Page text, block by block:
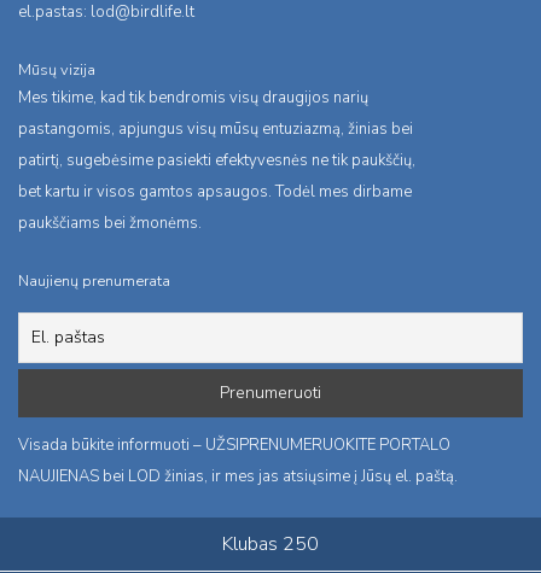
el.pastas: lod@birdlife.lt
Mūsų vizija
Mes tikime, kad tik bendromis visų draugijos narių
pastangomis, apjungus visų mūsų entuziazmą, žinias bei
patirtį, sugebėsime pasiekti efektyvesnės ne tik paukščių,
bet kartu ir visos gamtos apsaugos. Todėl mes dirbame
paukščiams bei žmonėms.
Naujienų prenumerata
Visada būkite informuoti – UŽSIPRENUMERUOKITE PORTALO
NAUJIENAS bei LOD žinias, ir mes jas atsiųsime į Jūsų el. paštą.
Klubas 250